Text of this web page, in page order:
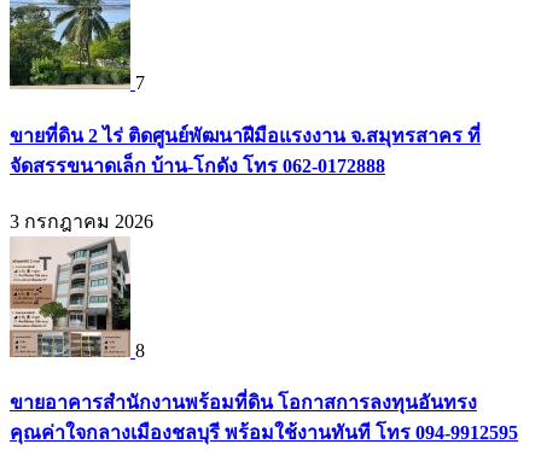
7
ขายที่ดิน 2 ไร่ ติดศูนย์พัฒนาฝีมือแรงงาน จ.สมุทรสาคร ที่
จัดสรรขนาดเล็ก บ้าน-โกดัง โทร 062-0172888
3 กรกฎาคม 2026
8
ขายอาคารสำนักงานพร้อมที่ดิน โอกาสการลงทุนอันทรง
คุณค่าใจกลางเมืองชลบุรี พร้อมใช้งานทันที โทร 094-9912595